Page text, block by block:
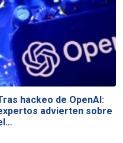
hackeo de OpenAI:
advierten sobre